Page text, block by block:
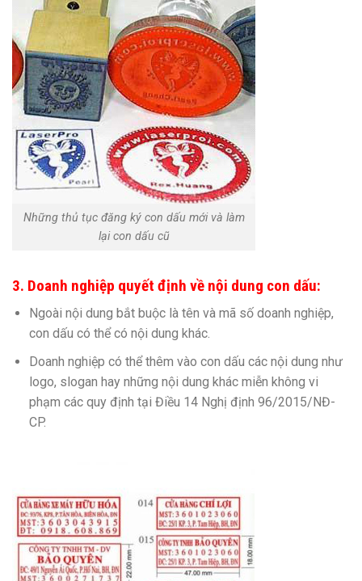
Những thủ tục đăng ký con dấu mới và làm
lại con dấu cũ
3. Doanh nghiệp quyết định về nội dung con dấu:
Ngoài nội dung bắt buộc là tên và mã số doanh nghiệp,
con dấu có thể có nội dung khác.
Doanh nghiệp có thể thêm vào con dấu các nội dung như
logo, slogan hay những nội dung khác miễn không vi
phạm các quy định tại Điều 14 Nghị định 96/2015/NĐ-
CP.